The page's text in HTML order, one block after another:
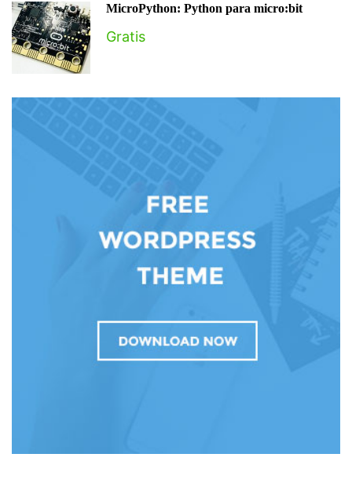
MicroPython: Python para micro:bit
Gratis